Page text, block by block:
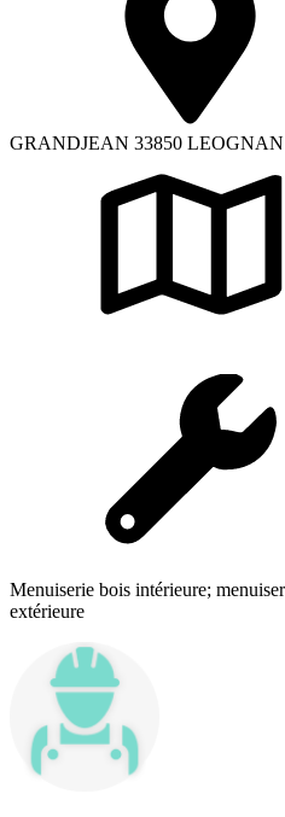
GRANDJEAN 33850 LEOGNAN
Menuiserie bois intérieure;
extérieure